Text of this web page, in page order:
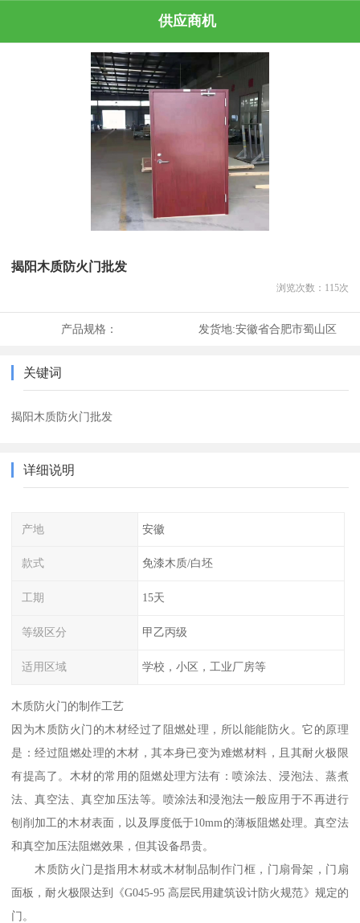
供应商机
揭阳木质防火门批发
浏览次数： 115次
产品规格： 发货地:安徽省合肥市蜀山区
关键词
揭阳木质防火门批发
详细说明
产地 安徽
款式 免漆木质/白坯
工期 15天
等级区分 甲乙丙级
适用区域 学校，小区，工业厂房等
木质防火门的制作工艺
因为木质防火门的木材经过了阻燃处理，所以能能防火。它的原理
是：经过阻燃处理的木材，其本身已变为难燃材料，且其耐火极限
有提高了。木材的常用的阻燃处理方法有：喷涂法、浸泡法、蒸煮
法、真空法、真空加压法等。喷涂法和浸泡法一般应用于不再进行
刨削加工的木材表面，以及厚度低于10mm的薄板阻燃处理。真空法
和真空加压法阻燃效果，但其设备昂贵。
木质防火门是指用木材或木材制品制作门框，门扇骨架，门扇
面板，耐火极限达到《G045-95 高层民用建筑设计防火规范》规定的
门。